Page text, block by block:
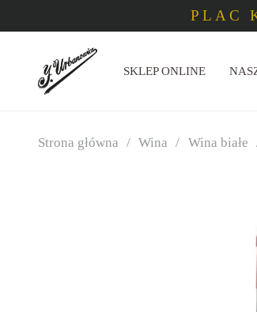
PLAC
SKLEP ONLINE
Strona główna / Wina / Wina białe